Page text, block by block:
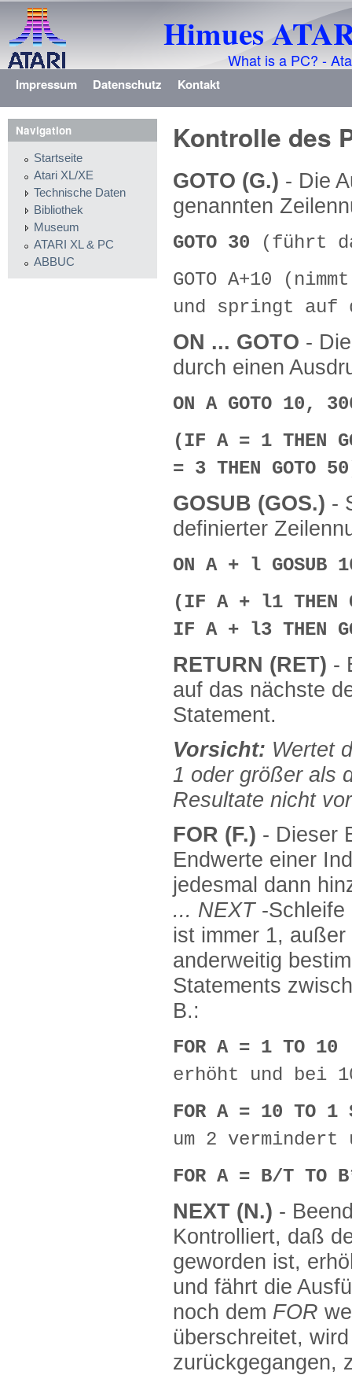
Himues
What is a PC? -
Impressum Datenschutz Kontakt
Kontrolle des
GOTO (G.) - Die
genannten
GOTO 30
(führt
GOTO A+10
und springt auf
ON ... GOTO -
durch einen
ON A GOTO 10,
(IF A = 1 THEN
= 3 THEN GOTO
GOSUB (GOS.) -
definierter
ON A + l GOSUB
(IF A + l1 THEN
IF A + l3 THEN
RETURN (RET) -
auf das nächste
Statement.
Vorsicht: Wertet
1 oder größer als
Resultate nicht
FOR (F.) - Dieser
Endwerte einer
jedesmal dann
... NEXT -
ist immer 1,
anderweitig
Statements
B.:
FOR A = 1 TO 10
erhöht und bei
FOR A = 10 TO
um 2
FOR A = B/T TO
NEXT (N.) -
Kontrolliert, daß
geworden ist,
und fährt die
noch dem FOR
überschreitet,
zurückgegangen,
Navigation
Startseite
Atari XL/XE
Technische Daten
Bibliothek
Museum
ATARI XL & PC
ABBUC